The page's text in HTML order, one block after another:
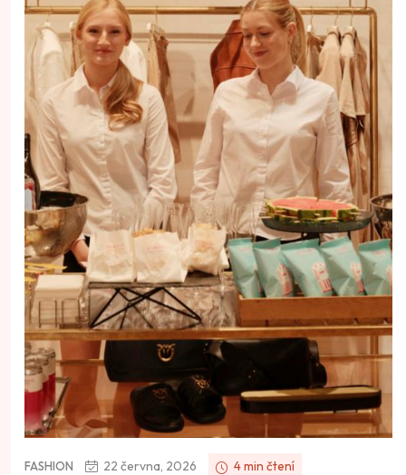
FASHION 22 června, 2026 4 min čtení